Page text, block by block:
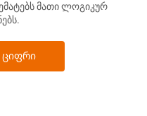
მათი ლოგიკურ
ციფრი